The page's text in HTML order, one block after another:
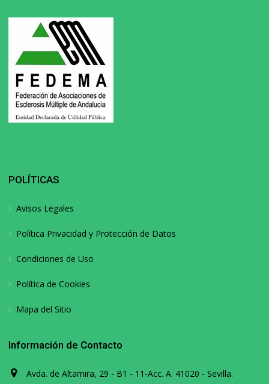
POLÍTICAS
Avisos Legales
Política Privacidad y Protección de Datos
Condiciones de Uso
Política de Cookies
Mapa del Sitio
Información de Contacto
Avda. de Altamira, 29 - B1 - 11-Acc. A. 41020 - Sevilla.